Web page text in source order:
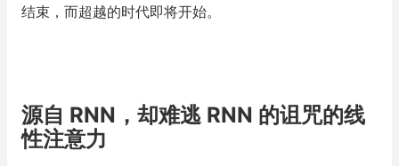
结束，而超越的时代即将开始。
源自 RNN，却难逃 RNN 的诅咒的线
性注意力